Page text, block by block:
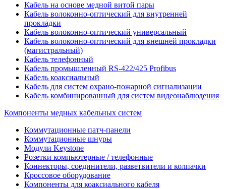
Кабель на основе медной витой пары
Кабель волоконно-оптический для внутренней
прокладки
Кабель волоконно-оптический универсальный
Кабель волоконно-оптический для внешней прокладки
(магистральный)
Кабель телефонный
Кабель промышленный RS-422/425 Profibus
Кабель коаксиальный
Кабель для систем охрано-пожарной сигнализации
Кабель комбинированный для систем видеонаблюдения
Компоненты медных кабельных систем
Коммутационные патч-панели
Коммутационные шнуры
Модули Keystone
Розетки компьютерные / телефонные
Коннекторы, соединители, разветвители и колпачки
Кроссовое оборудование
Компоненты для коаксиального кабеля